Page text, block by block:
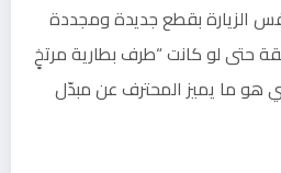
الزيارة بقطع جديدة ومجددة
حتى لو كانت “طرف بطارية مرتخٍ
هو ما يميز المحترف عن مبدّل